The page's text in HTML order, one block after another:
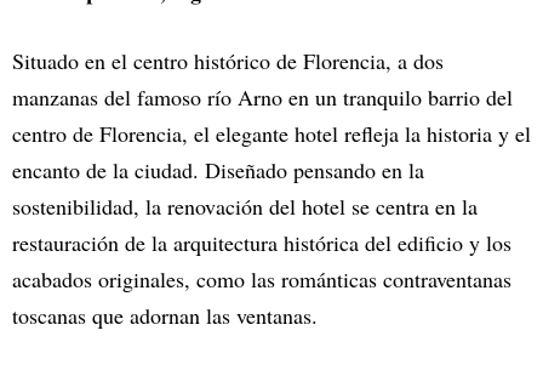
Situado en el centro histórico de Florencia, a dos
manzanas del famoso río Arno en un tranquilo barrio del
centro de Florencia, el elegante hotel refleja la historia y el
encanto de la ciudad. Diseñado pensando en la
sostenibilidad, la renovación del hotel se centra en la
restauración de la arquitectura histórica del edificio y los
acabados originales, como las románticas contraventanas
toscanas que adornan las ventanas.